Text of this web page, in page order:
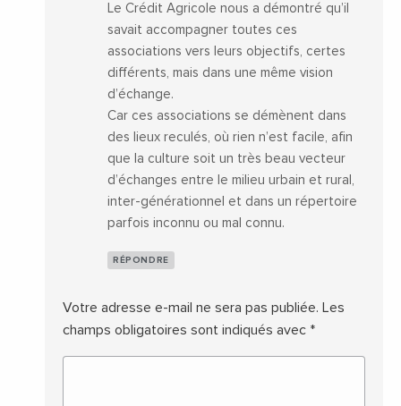
Le Crédit Agricole nous a démontré qu’il
savait accompagner toutes ces
associations vers leurs objectifs, certes
différents, mais dans une même vision
d’échange.
Car ces associations se démènent dans
des lieux reculés, où rien n’est facile, afin
que la culture soit un très beau vecteur
d’échanges entre le milieu urbain et rural,
inter-générationnel et dans un répertoire
parfois inconnu ou mal connu.
RÉPONDRE
Votre adresse e-mail ne sera pas publiée. Les
champs obligatoires sont indiqués avec *